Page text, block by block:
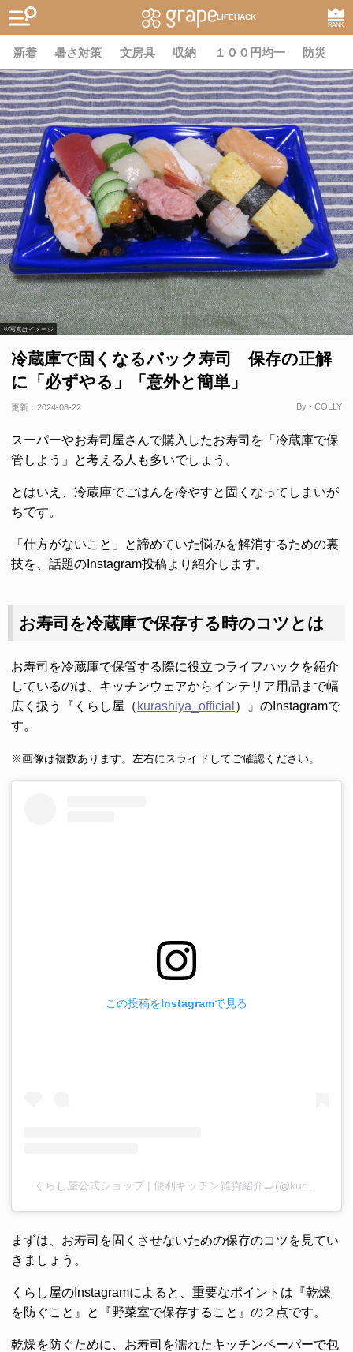
LIFEHACK
RANK
新着 暑さ対策 文房具 収納 １００円均一 防災
※写真はイメージ
冷蔵庫で固くなるパック寿司 保存の正解
に「必ずやる」「意外と簡単」
更新： 2024-08-22 By - COLLY
スーパーやお寿司屋さんで購入したお寿司を「冷蔵庫で保
管しよう」と考える人も多いでしょう。
とはいえ、冷蔵庫でごはんを冷やすと固くなってしまいが
ちです。
「仕方がないこと」と諦めていた悩みを解消するための裏
技を、話題のInstagram投稿より紹介します。
お寿司を冷蔵庫で保存する時のコツとは
お寿司を冷蔵庫で保管する際に役立つライフハックを紹介
しているのは、キッチンウェアからインテリア用品まで幅
広く扱う『くらし屋（ kurashiya_official ）』のInstagramで
す。
※画像は複数あります。左右にスライドしてご確認ください。
この投稿をInstagramで見る
まずは、お寿司を固くさせないための保存のコツを見てい
きましょう。
くらし屋のInstagramによると、重要なポイントは『乾燥
を防ぐこと』と『野菜室で保存すること』の２点です。
乾燥を防ぐために、お寿司を濡れたキッチンペーパーで包